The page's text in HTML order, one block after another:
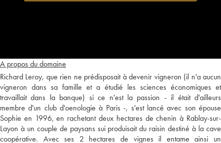
A propos du domaine
Richard Leroy, que rien ne prédisposait à devenir vigneron (il n'a aucun
vigneron dans sa famille et a étudié les sciences économiques et
travaillait dans la banque) si ce n'est la passion - il était d'ailleurs
membre d'un club d'oenologie à Paris -, s'est lancé avec son épouse
Sophie en 1996, en rachetant deux hectares de chenin à Rablay-sur-
Layon à un couple de paysans sui produisait du raisin destiné à la cave
coopérative. Avec ses 2 hectares de vignes il entame ainsi un